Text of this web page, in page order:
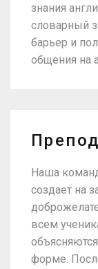
знания
словарный
барьер и
общения на
Наша
создает на
всем
форме.